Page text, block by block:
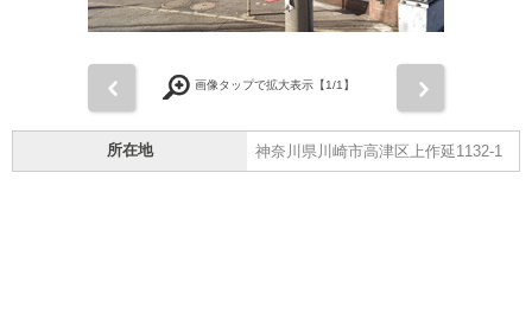
画像タップで拡大表示【1/1】
所在地 神奈川県川崎市高津区上作延1132-1